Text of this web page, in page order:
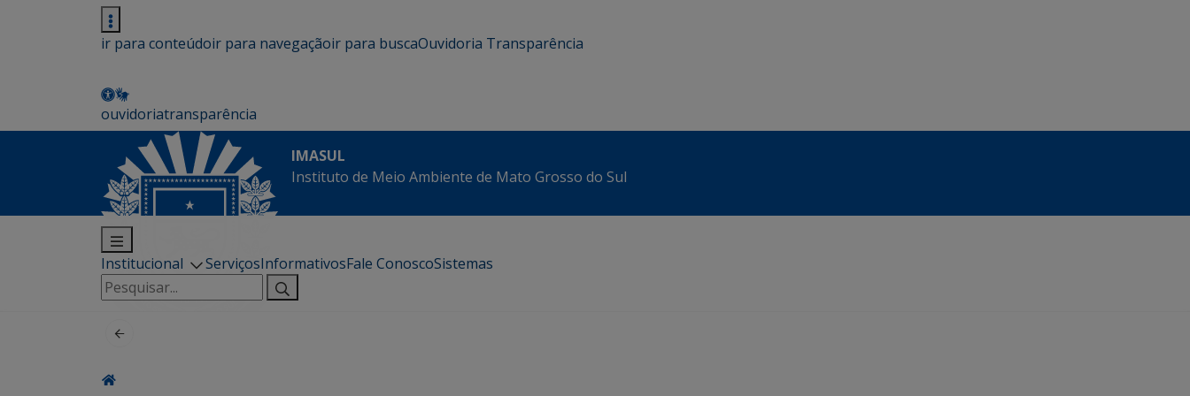
ir para conteúdoir para navegaçãoir para buscaOuvidoria Transparência
ouvidoriatransparência
IMASUL
Instituto de Meio Ambiente de Mato Grosso do Sul
Institucional ServiçosInformativosFale ConoscoSistemas
Pesquisar
por: